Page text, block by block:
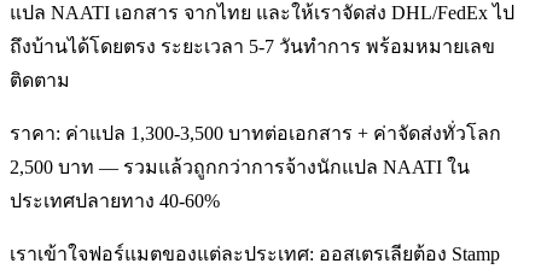
แปล NAATI เอกสาร จากไทย และให้เราจัดส่ง DHL/FedEx ไป
ถึงบ้านได้โดยตรง ระยะเวลา 5-7 วันทำการ พร้อมหมายเลข
ติดตาม
ราคา: ค่าแปล 1,300-3,500 บาทต่อเอกสาร + ค่าจัดส่งทั่วโลก
2,500 บาท — รวมแล้วถูกกว่าการจ้างนักแปล NAATI ใน
ประเทศปลายทาง 40-60%
เราเข้าใจฟอร์แมตของแต่ละประเทศ: ออสเตรเลียต้อง Stamp